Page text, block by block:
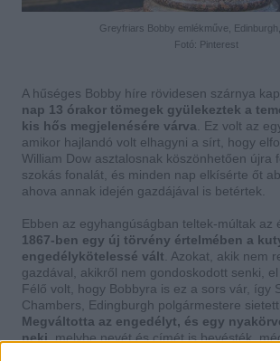
Greyfriars Bobby emlékműve,
Fotó: Pinterest
A hűséges Bobby híre rövidesen szárnya
nap 13 órakor tömegek gyülekeztek a
kis hős megjelenésére várva . Ez volt az
amikor hajlandó volt elhagyni a sírt, hogy
William Dow asztalosnak köszönhetően újra
szokás fonalát, és minden nap elkísérte őt
ahova annak idején gazdájával is betértek.
Ebben az egyhangúságban teltek-múltak az
1867-ben egy új törvény értelmében a
engedélykötelessé vált . Azokat, akik nem
gazdával, akikről nem gondoskodott senki, el
Félő volt, hogy Bobbyra is ez a sors vár, így
Chambers, Edingburgh polgármestere
Megváltotta az engedélyt, és egy
neki, melybe nevét és címét is bevésték,